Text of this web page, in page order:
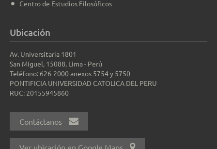
Centro de Estudios Filosóficos
Ubicación
Av. Universitaria 1801
San Miguel, 15088, Lima - Perú
Teléfono: 626-2000 anexos 5754 y 5750
PONTIFICIA UNIVERSIDAD CATOLICA DEL PERU
RUC: 20155945860
Contáctanos
Ver ubicación en Google Maps